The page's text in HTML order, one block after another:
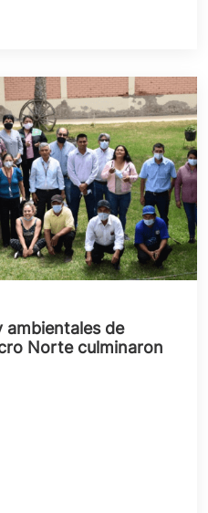
ambientales de
Norte culminaron